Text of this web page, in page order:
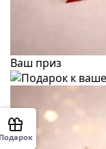
Ваш приз